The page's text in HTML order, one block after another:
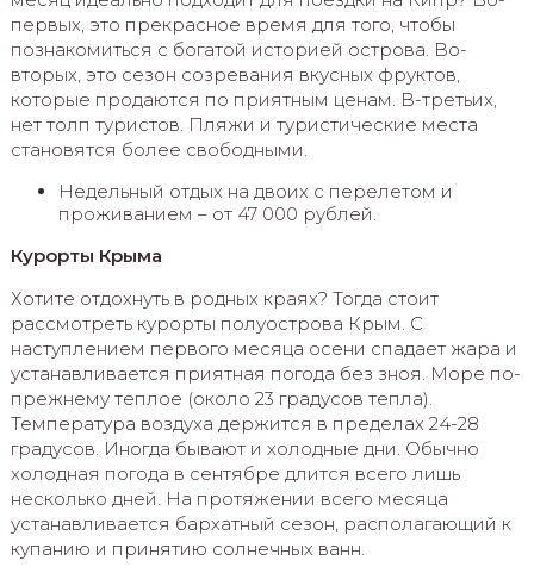
первых, это прекрасное время для того, чтобы
познакомиться с богатой историей острова. Во-
вторых, это сезон созревания вкусных фруктов,
которые продаются по приятным ценам. В-третьих,
нет толп туристов. Пляжи и туристические места
становятся более свободными.
Недельный отдых на двоих с перелетом и
проживанием – от 47 000 рублей.
Курорты Крыма
Хотите отдохнуть в родных краях? Тогда стоит
рассмотреть курорты полуострова Крым. С
наступлением первого месяца осени спадает жара и
устанавливается приятная погода без зноя. Море по-
прежнему теплое (около 23 градусов тепла).
Температура воздуха держится в пределах 24-28
градусов. Иногда бывают и холодные дни. Обычно
холодная погода в сентябре длится всего лишь
несколько дней. На протяжении всего месяца
устанавливается бархатный сезон, располагающий к
купанию и принятию солнечных ванн.